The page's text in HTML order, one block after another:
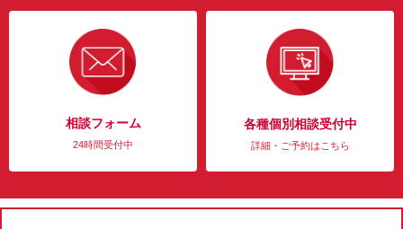
相談フォーム
24時間受付中
各種個別相談受付中
詳細・ご予約はこちら